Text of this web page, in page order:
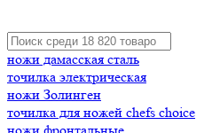
ножи дамасская сталь
точилка электрическая
ножи Золинген
точилка для ножей chefs choice